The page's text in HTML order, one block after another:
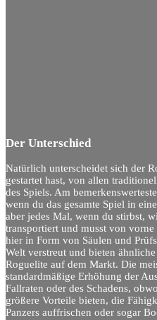
Der Unterschied
Natürlich unterscheidet sich der
gestartet hast, von allen
des Spiels. Am
wenn du das gesamte Spiel in
aber jedes Mal, wenn du stirbst,
transportiert und musst von
hier in Form von Säulen und
Welt verstreut und bieten
Roguelite auf dem Markt. Die
standardmäßige Erhöhung der
Fallraten oder des Schadens,
größere Vorteile bieten, die
Panzers auffrischen oder sogar